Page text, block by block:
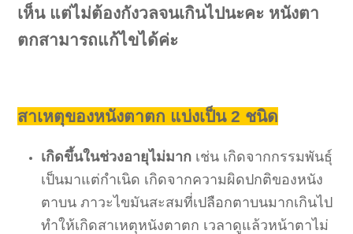
เห็น แต่ไม่ต้องกังวลจนเกินไปนะคะ หนังตา
ตกสามารถแก้ไขได้ค่ะ
สาเหตุของหนังตาตก แบ่งเป็น 2 ชนิด
เกิดขึ้นในช่วงอายุไม่มาก เช่น เกิดจากกรรมพันธุ์
เป็นมาแต่กำเนิด เกิดจากความผิดปกติของหนัง
ตาบน ภาวะไขมันสะสมที่เปลือกตาบนมากเกินไป
ทำให้เกิดสาเหตุหนังตาตก เวลาดูแล้วหน้าตาไม่